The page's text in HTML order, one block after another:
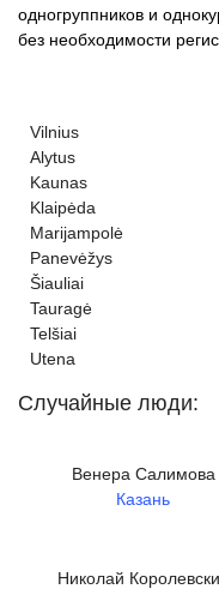
одногруппников и
без необходимости
Vilnius
Alytus
Kaunas
Klaipėda
Marijampolė
Panevėžys
Šiauliai
Tauragė
Telšiai
Utena
Случайные люди:
Венера Салимова
Казань
Николай